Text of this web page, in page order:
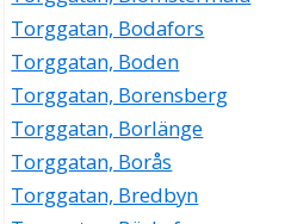
Torggatan, Bodafors
Torggatan, Boden
Torggatan, Borensberg
Torggatan, Borlänge
Torggatan, Borås
Torggatan, Bredbyn